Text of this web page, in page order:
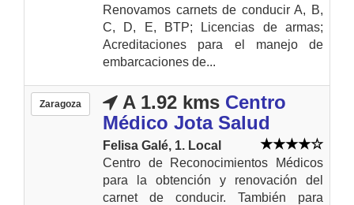
Renovamos carnets de conducir A, B,
C, D, E, BTP; Licencias de armas;
Acreditaciones para el manejo de
embarcaciones de...
Zaragoza A 1.92 kms Centro
Médico Jota Salud
Felisa Galé, 1. Local
Centro de Reconocimientos Médicos
para la obtención y renovación del
carnet de conducir. También para